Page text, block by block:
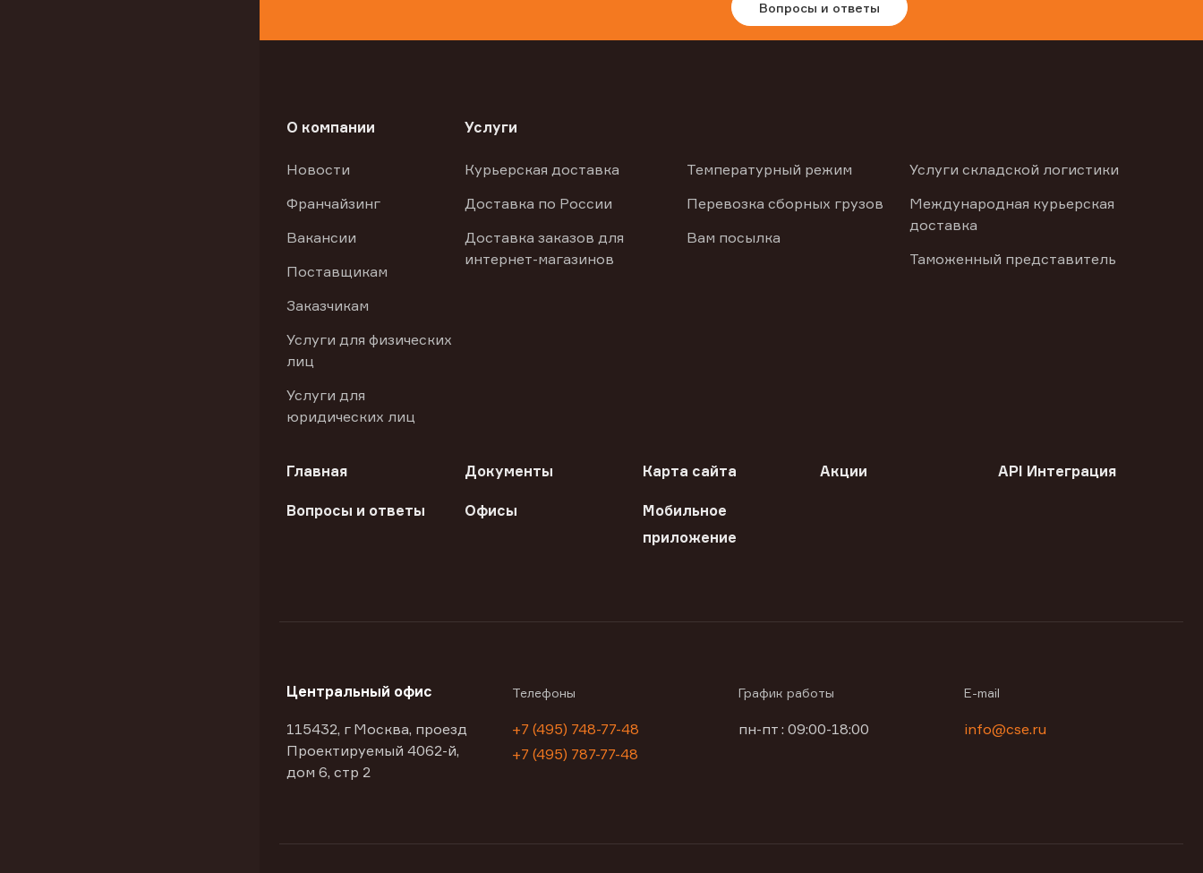
Вопросы и ответы
О компании
Новости
Франчайзинг
Вакансии
Поставщикам
Заказчикам
Услуги для физических
лиц
Услуги для
юридических лиц
Услуги
Курьерская доставка
Доставка по России
Доставка заказов для
интернет-магазинов
Температурный режим
Перевозка сборных грузов
Вам посылка
Услуги складской логистики
Международная курьерская
доставка
Таможенный представитель
Главная Документы Карта сайта Акции API Интеграция
Вопросы и ответы Офисы
Мобильное
приложение
Центральный офис
115432, г Москва, проезд
Проектируемый 4062-й,
дом 6, стр 2
Телефоны
+7 (495) 748-77-48
+7 (495) 787-77-48
График работы
пн-пт : 09:00-18:00
E-mail
info@cse.ru